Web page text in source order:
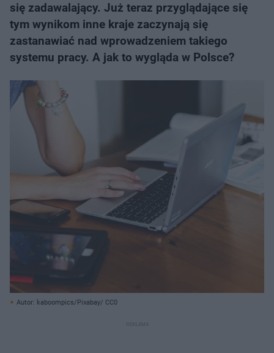
się zadawalający. Już teraz przyglądające się
tym wynikom inne kraje zaczynają się
zastanawiać nad wprowadzeniem takiego
systemu pracy. A jak to wygląda w Polsce?
Autor: kaboompics/Pixabay/ CC0